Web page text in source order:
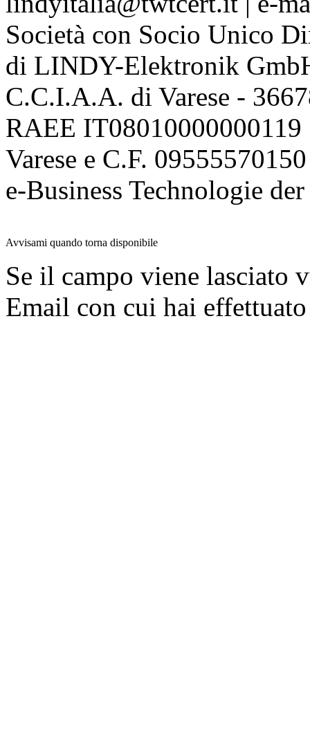
Società con Socio Unico
di LINDY-Elektronik
C.C.I.A.A. di Varese -
RAEE
Varese e C.F. 09555570150
e-Business Technologie
Avvisami quando torna disponibile
Se il campo viene lasciato
Email con cui hai